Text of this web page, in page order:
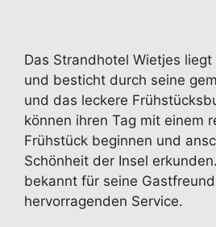
Das Strandhotel Wietjes
und besticht durch seine
und das leckere
können ihren Tag mit einem
Frühstück beginnen und
Schönheit der Insel
bekannt für seine
hervorragenden Service.